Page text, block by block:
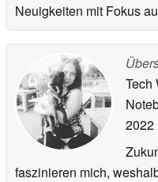
Neuigkeiten mit Fokus
Tech
2022
faszinieren mich,